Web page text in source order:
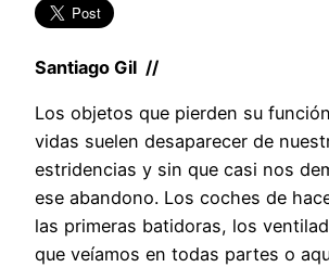
Santiago Gil //
Los objetos que pierden su
vidas suelen desaparecer de
estridencias y sin que casi nos
ese abandono. Los coches de
las primeras batidoras, los
que veíamos en todas partes o